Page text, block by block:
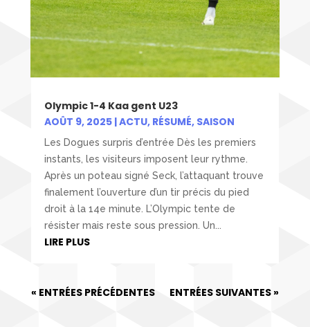
Olympic 1-4 Kaa gent U23
AOÛT 9, 2025|ACTU, RÉSUMÉ, SAISON
Les Dogues surpris d’entrée Dès les premiers
instants, les visiteurs imposent leur rythme.
Après un poteau signé Seck, l’attaquant trouve
finalement l’ouverture d’un tir précis du pied
droit à la 14e minute. L’Olympic tente de
résister mais reste sous pression. Un...
LIRE PLUS
« ENTRÉES PRÉCÉDENTES ENTRÉES SUIVANTES »